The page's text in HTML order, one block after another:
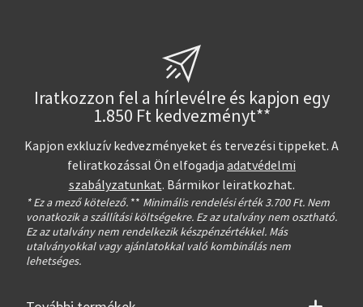
Iratkozzon fel a hírlevélre és kapjon egy
1.850 Ft kedvezményt**
Kapjon exkluzív kedvezményeket és tervezési tippeket. A
feliratkozással Ön elfogadja adatvédelmi
szabályzatunkat. Bármikor leiratkozhat.
* Ez a mező kötelező. ** Minimális rendelési érték 3.700 Ft. Nem
vonatkozik a szállítási költségekre. Ez az utalvány nem osztható.
Ez az utalvány nem rendelkezik készpénzértékkel. Más
utalványokkal vagy ajánlatokkal való kombinálás nem
lehetséges.